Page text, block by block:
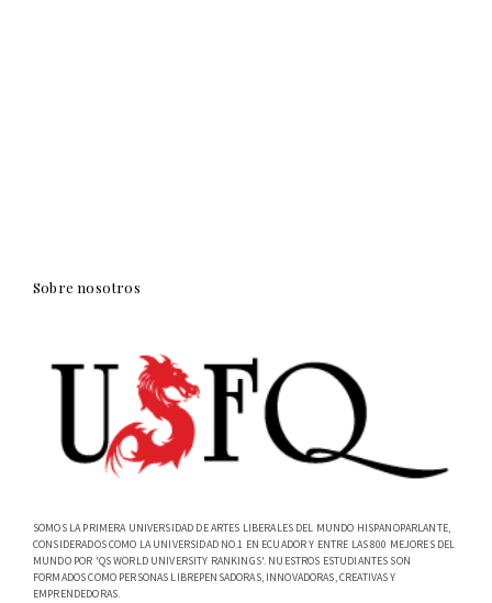
Sobre nosotros
SOMOS LA PRIMERA UNIVERSIDAD DE ARTES LIBERALES DEL MUNDO HISPANOPARLANTE,
CONSIDERADOS COMO LA UNIVERSIDAD NO.1 EN ECUADOR Y ENTRE LAS 800 MEJORES DEL
MUNDO POR 'QS WORLD UNIVERSITY RANKINGS'. NUESTROS ESTUDIANTES SON
FORMADOS COMO PERSONAS LIBREPENSADORAS, INNOVADORAS, CREATIVAS Y
EMPRENDEDORAS.